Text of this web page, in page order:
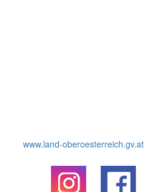
www.land-oberoesterreich.gv.at